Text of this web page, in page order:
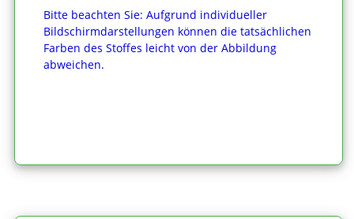
Bitte beachten Sie: Aufgrund individueller
Bildschirmdarstellungen können die tatsächlichen
Farben des Stoffes leicht von der Abbildung
abweichen.